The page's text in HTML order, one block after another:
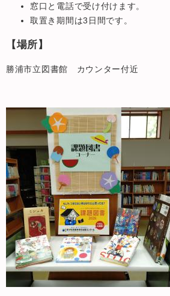
窓口と電話で受け付けます。
取置き期間は3日間です。
【場所】
勝浦市立図書館 カウンター付近